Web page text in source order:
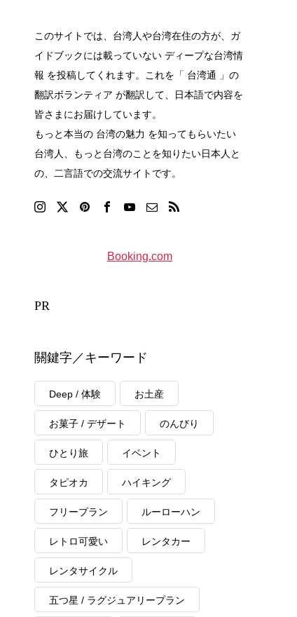
このサイトでは、台湾人や台湾在住の方が、ガ
イドブックには載っていない ディープな台湾情
報 を投稿してくれます。これを「 台湾通 」の
翻訳ボランティア が翻訳して、日本語で内容を
皆さまにお届けしています。
もっと本当の 台湾の魅力 を知ってもらいたい
台湾人、もっと台湾のことを知りたい日本人と
の、二言語での交流サイトです。
Booking.com
PR
關鍵字／キーワード
Deep / 体験 お土産
お菓子 / デザート のんびり
ひとり旅 イベント
タピオカ ハイキング
フリープラン ルーローハン
レトロ可愛い レンタカー
レンタサイクル
五つ星 / ラグジュアリープラン